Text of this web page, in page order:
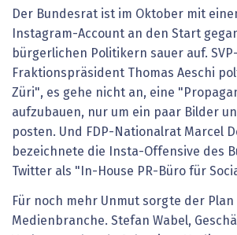
Der Bundesrat ist im Oktober mit
Instagram-Account an den Start
bürgerlichen Politikern sauer auf. SVP-
Fraktionspräsident Thomas Aeschi
Züri", es gehe nicht an, eine
aufzubauen, nur um ein paar Bilder
posten. Und FDP-Nationalrat Marcel
bezeichnete die Insta-Offensive des
Twitter als "In-House PR-Büro für
Für noch mehr Unmut sorgte der
Medienbranche. Stefan Wabel,